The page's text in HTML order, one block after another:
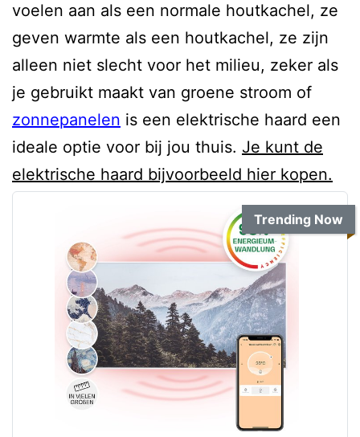
voelen aan als een normale houtkachel, ze
geven warmte als een houtkachel, ze zijn
alleen niet slecht voor het milieu, zeker als
je gebruikt maakt van groene stroom of
zonnepanelen is een elektrische haard een
ideale optie voor bij jou thuis. Je kunt de
elektrische haard bijvoorbeeld hier kopen.
Trending Now